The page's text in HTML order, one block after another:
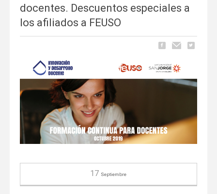
docentes. Descuentos especiales a
los afiliados a FEUSO
17 Septiembre